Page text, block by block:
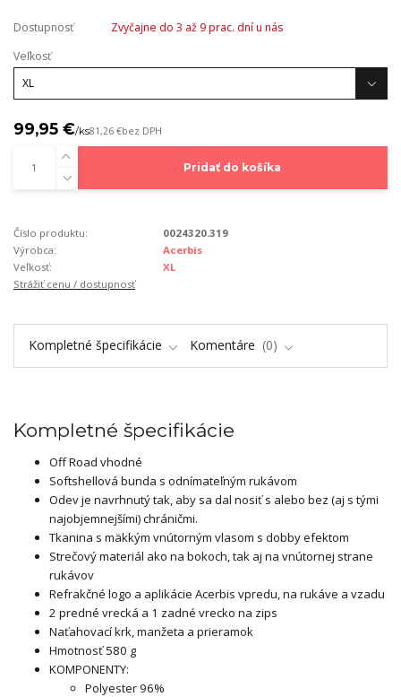
Dostupnosť
Zvyčajne do 3 až 9 prac. dní u nás
Veľkosť
99,95 €/ks81,26 €bez DPH
Pridať do košíka
Číslo produktu:
0024320.319
Výrobca:
Acerbis
Veľkosť:
XL
Strážiť cenu / dostupnosť
Kompletné špecifikácie Komentáre 0
Kompletné špecifikácie
Off Road vhodné
Softshellová bunda s odnímateľným rukávom
Odev je navrhnutý tak, aby sa dal nosiť s alebo bez (aj s tými
najobjemnejšími) chráničmi.
Tkanina s mäkkým vnútorným vlasom s dobby efektom
Strečový materiál ako na bokoch, tak aj na vnútornej strane
rukávov
Refrakčné logo a aplikácie Acerbis vpredu, na rukáve a vzadu
2 predné vrecká a 1 zadné vrecko na zips
Naťahovací krk, manžeta a prieramok
Hmotnosť 580 g
KOMPONENTY:
Polyester 96%